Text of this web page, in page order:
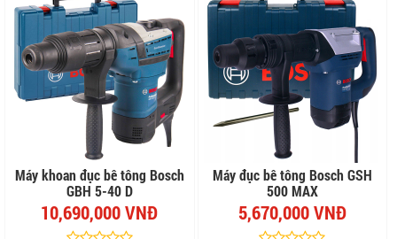
Máy khoan đục bê tông Bosch
GBH 5-40 D
10,690,000 VNĐ
Máy đục bê tông Bosch GSH
500 MAX
5,670,000 VNĐ